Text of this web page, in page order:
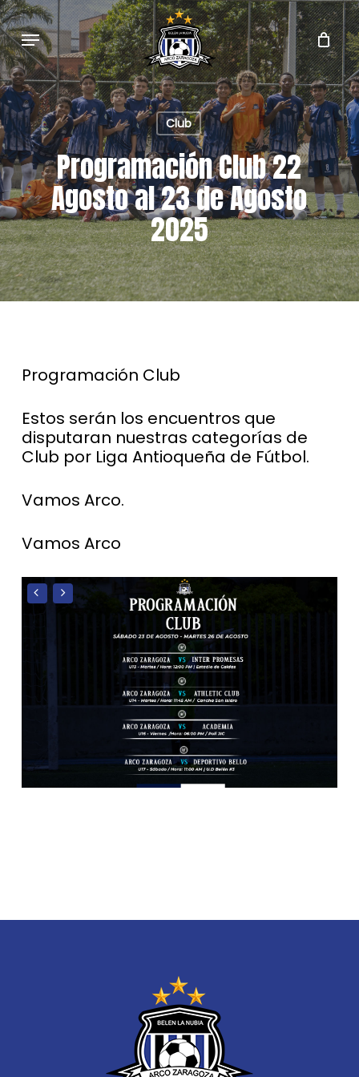
Skip
to
main
content
Menu
Club
Programación Club 22
Agosto al 23 de Agosto
2025
Programación Club
Estos serán los encuentros que
disputaran nuestras categorías de
Club por Liga Antioqueña de Fútbol.
Vamos Arco.
Vamos Arco